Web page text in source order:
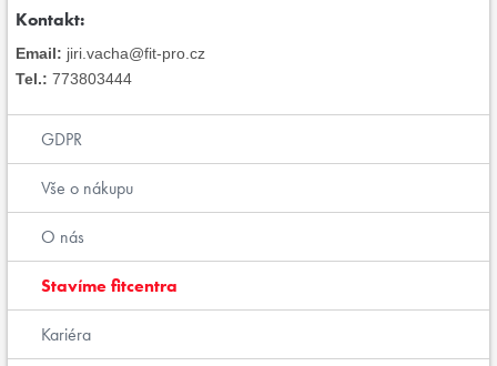
Kontakt:
Email: jiri.vacha@fit-pro.cz
Tel.: 773803444
GDPR
Vše o nákupu
O nás
Stavíme fitcentra
Kariéra